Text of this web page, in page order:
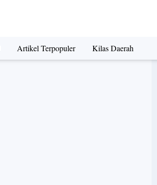
Artikel Terpopuler Kilas Daerah